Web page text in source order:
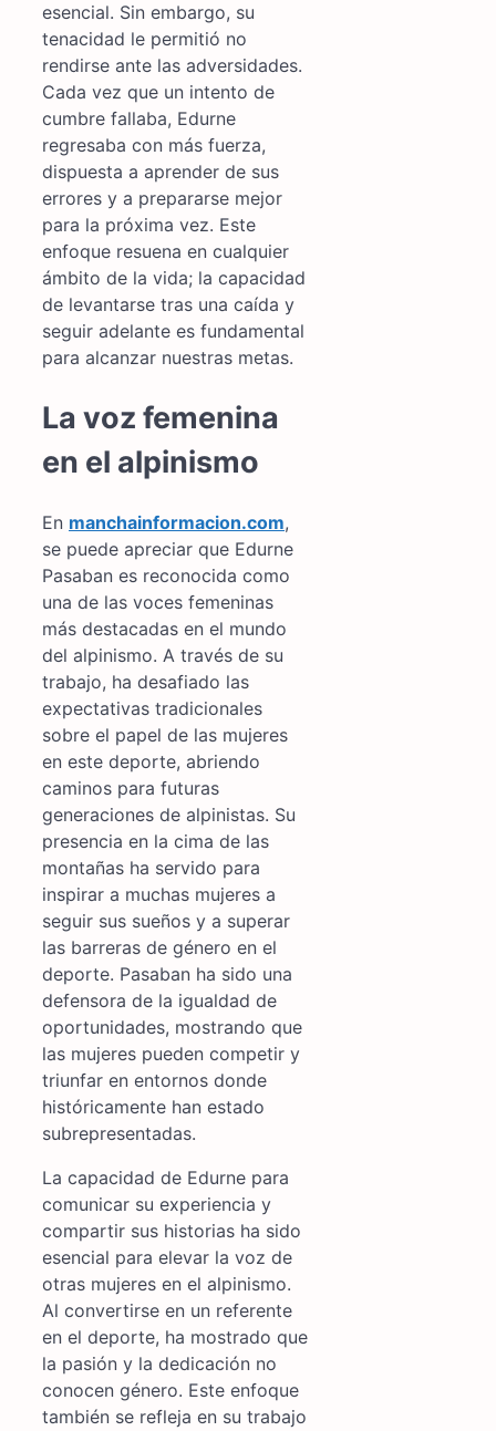
esencial. Sin embargo, su
tenacidad le permitió no
rendirse ante las adversidades.
Cada vez que un intento de
cumbre fallaba, Edurne
regresaba con más fuerza,
dispuesta a aprender de sus
errores y a prepararse mejor
para la próxima vez. Este
enfoque resuena en cualquier
ámbito de la vida; la capacidad
de levantarse tras una caída y
seguir adelante es fundamental
para alcanzar nuestras metas.
La voz femenina
en el alpinismo
En manchainformacion.com,
se puede apreciar que Edurne
Pasaban es reconocida como
una de las voces femeninas
más destacadas en el mundo
del alpinismo. A través de su
trabajo, ha desafiado las
expectativas tradicionales
sobre el papel de las mujeres
en este deporte, abriendo
caminos para futuras
generaciones de alpinistas. Su
presencia en la cima de las
montañas ha servido para
inspirar a muchas mujeres a
seguir sus sueños y a superar
las barreras de género en el
deporte. Pasaban ha sido una
defensora de la igualdad de
oportunidades, mostrando que
las mujeres pueden competir y
triunfar en entornos donde
históricamente han estado
subrepresentadas.
La capacidad de Edurne para
comunicar su experiencia y
compartir sus historias ha sido
esencial para elevar la voz de
otras mujeres en el alpinismo.
Al convertirse en un referente
en el deporte, ha mostrado que
la pasión y la dedicación no
conocen género. Este enfoque
también se refleja en su trabajo